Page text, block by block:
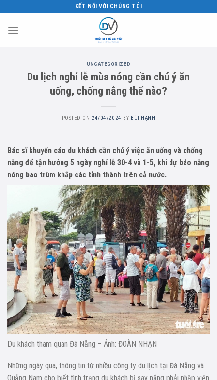
content
KẾT NỐI VỚI CHÚNG TÔI
UNCATEGORIZED
Du lịch nghỉ lễ mùa nóng cần chú ý ăn
uống, chống nắng thế nào?
POSTED ON 24/04/2024 BY BÙI HẠNH
Bác sĩ khuyến cáo du khách cần chú ý việc ăn uống và chống
nắng để tận hưởng 5 ngày nghỉ lễ 30-4 và 1-5, khi dự báo nắng
nóng bao trùm khắp các tỉnh thành trên cả nước.
Du khách tham quan Đà Nẵng – Ảnh: ĐOÀN NHẠN
Những ngày qua, thông tin từ nhiều công ty du lịch tại Đà Nẵng và
Quảng Nam cho biết tình trạng du khách bị say nắng phải nhập viện